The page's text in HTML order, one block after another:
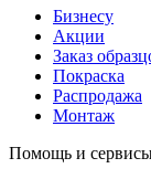
Бизнесу
Акции
Заказ
Покраска
Распродажа
Монтаж
Помощь и